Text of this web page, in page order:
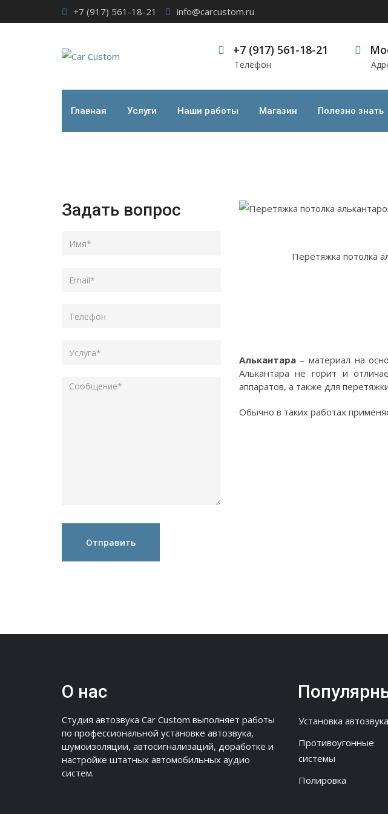
to
+7 (917) 561-18-21 info@carcustom.ru
+7 (917) 561-18-21
Телефон
Главная Услуги Наши работы Магазин Полезно знать
Перетяжка потолка
Задать вопрос
Перетяжка потолка
Алькантара– материал на
Алькантара не горит и
аппаратов, а также для
Обычно в таких работах
О нас
Студия автозвука Car Custom выполняет работы
по профессиональной установке автозвука,
шумоизоляции, автосигнализаций, доработке и
настройке штатных автомобильных аудио
систем.
Установка автозвука
Противоугонные
системы
Полировка